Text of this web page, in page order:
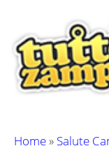
contenuto
Home» Salute